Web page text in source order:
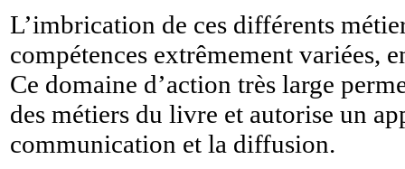
L’imbrication de ces différents
compétences extrêmement variées,
Ce domaine d’action très large
des métiers du livre et autorise un
communication et la diffusion.